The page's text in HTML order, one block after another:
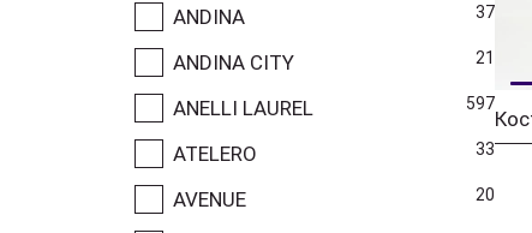
ANDINA 37
ANDINA CITY 21
ANELLI LAUREL 597
ATELERO 33
AVENUE 20